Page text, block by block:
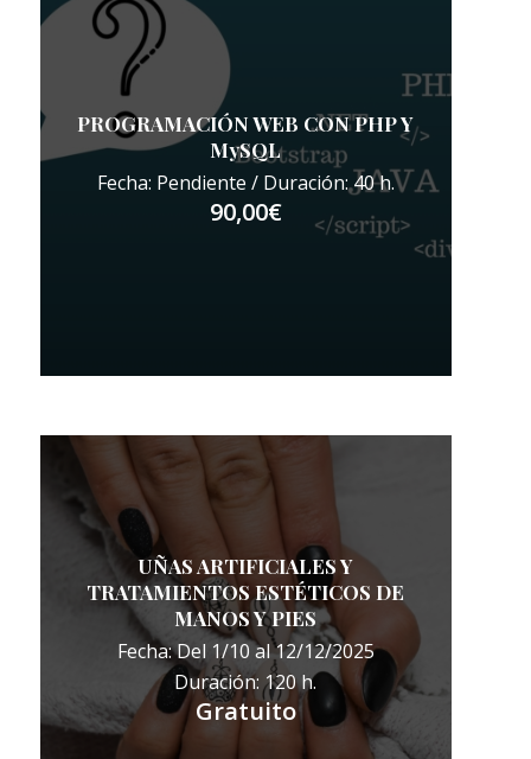
PROGRAMACIÓN WEB CON PHP Y
MySQL
Fecha: Pendiente / Duración: 40 h.
90,00€
UÑAS ARTIFICIALES Y
TRATAMIENTOS ESTÉTICOS DE
MANOS Y PIES
Fecha: Del 1/10 al 12/12/2025
Duración: 120 h.
Gratuito